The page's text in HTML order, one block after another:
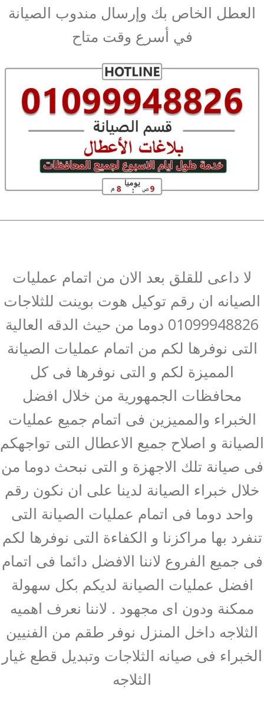
العطل الخاص بك وإرسال مندوب الصيانة
في أسرع وقت متاح
لا داعى للقلق بعد الان من اتمام عمليات
الصيانه ان رقم توكيل هوت بوينت للثلاجات
01099948826 دوما من حيث الدقه العالية
التى نوفرها لكم من اتمام عمليات الصيانة
المميزة لكم و التى نوفرها فى كل
محافظات الجمهورية من خلال افضل
الخبراء والمميزين فى اتمام جميع عمليات
الصيانة و اصلاح جميع الاعطال التى تواجهكم
فى صيانة تلك الاجهزة و التى نبحث دوما من
خلال خبراء الصيانة لدينا على ان نكون رقم
واحد دوما فى اتمام عمليات الصيانة التى
تنفرد بها مراكزنا و الكفاءة التى نوفرها لكم
فى جميع الفروع لاننا الافضل دائما فى اتمام
افضل عمليات الصيانة لديكم بكل سهولة
ممكنة ودون اى مجهود . لاننا نعرف اهميه
الثلاجه داخل المنزل نوفر طقم من الفنيين
الخبراء فى صيانه الثلاجات وتبديل قطع غيار
الثلاجه